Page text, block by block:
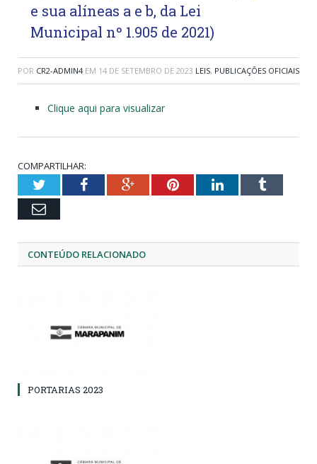
e sua alíneas a e b, da Lei
Municipal nº 1.905 de 2021)
POR CR2-ADMIN4 EM 14 DE SETEMBRO DE 2023 LEIS, PUBLICAÇÕES OFICIAIS
Clique aqui para visualizar
COMPARTILHAR:
TwitterFacebookGoogle+PinterestLinkedInTumblr
Email
CONTEÚDO RELACIONADO
PORTARIAS 2023